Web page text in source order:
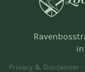
Privacy & Disclaimer